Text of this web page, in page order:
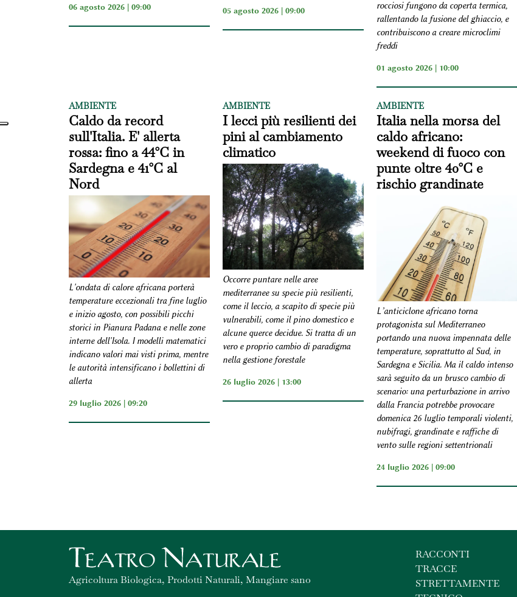
06 agosto 2026 | 09:00 05 agosto 2026 | 09:00
rocciosi fungono da coperta termica,
rallentando la fusione del ghiaccio, e
contribuiscono a creare microclimi
freddi
01 agosto 2026 | 10:00
AMBIENTE
Caldo da record
sull'Italia. E' allerta
rossa: fino a 44°C in
Sardegna e 41°C al
Nord
L'ondata di calore africana porterà
temperature eccezionali tra fine luglio
e inizio agosto, con possibili picchi
storici in Pianura Padana e nelle zone
interne dell'Isola. I modelli matematici
indicano valori mai visti prima, mentre
le autorità intensificano i bollettini di
allerta
29 luglio 2026 | 09:20
AMBIENTE
I lecci più resilienti dei
pini al cambiamento
climatico
Occorre puntare nelle aree
mediterranee su specie più resilienti,
come il leccio, a scapito di specie più
vulnerabili, come il pino domestico e
alcune querce decidue. Si tratta di un
vero e proprio cambio di paradigma
nella gestione forestale
26 luglio 2026 | 13:00
AMBIENTE
Italia nella morsa del
caldo africano:
weekend di fuoco con
punte oltre 40°C e
rischio grandinate
L’anticiclone africano torna
protagonista sul Mediterraneo
portando una nuova impennata delle
temperature, soprattutto al Sud, in
Sardegna e Sicilia. Ma il caldo intenso
sarà seguito da un brusco cambio di
scenario: una perturbazione in arrivo
dalla Francia potrebbe provocare
domenica 26 luglio temporali violenti,
nubifragi, grandinate e raffiche di
vento sulle regioni settentrionali
24 luglio 2026 | 09:00
Agricoltura Biologica, Prodotti Naturali, Mangiare sano
RACCONTI
TRACCE
STRETTAMENTE